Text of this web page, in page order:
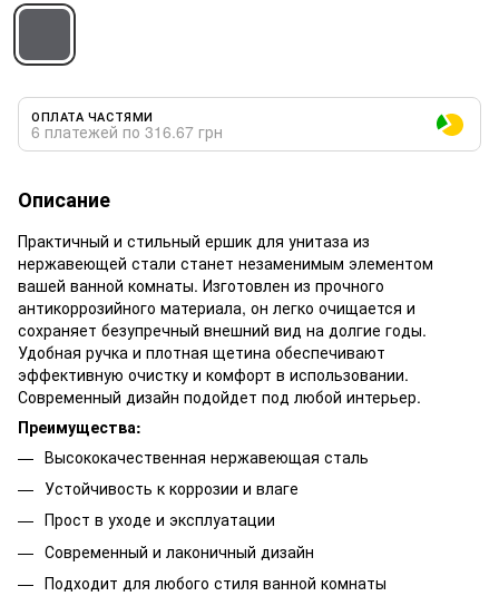
ОПЛАТА ЧАСТЯМИ
6 платежей по 316.67 грн
Описание
Практичный и стильный ершик для унитаза из
нержавеющей стали станет незаменимым элементом
вашей ванной комнаты. Изготовлен из прочного
антикоррозийного материала, он легко очищается и
сохраняет безупречный внешний вид на долгие годы.
Удобная ручка и плотная щетина обеспечивают
эффективную очистку и комфорт в использовании.
Современный дизайн подойдет под любой интерьер.
Преимущества:
Высококачественная нержавеющая сталь
Устойчивость к коррозии и влаге
Прост в уходе и эксплуатации
Современный и лаконичный дизайн
Подходит для любого стиля ванной комнаты